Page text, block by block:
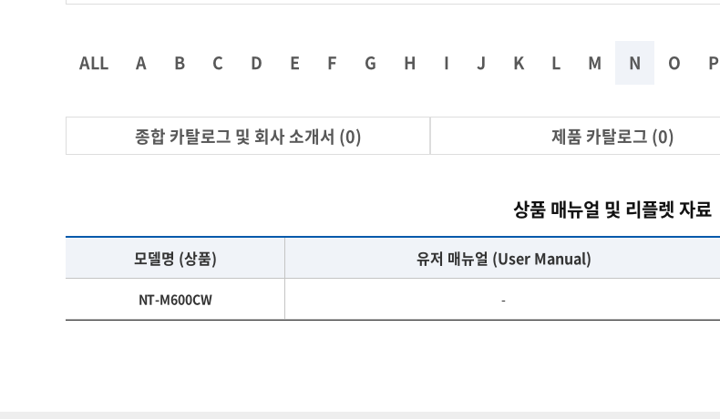
ALL A B C D E F G H I J K L M N O P
종합 카탈로그 및 회사 소개서 (0) 제품 카탈로그 (0)
상품 매뉴얼 및 리플렛 자료
모델명 (상품) 유저 매뉴얼 (User Manual)
NT-M600CW -